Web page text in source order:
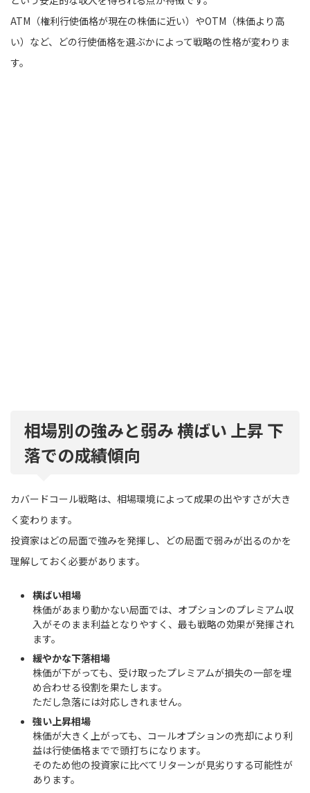
ATM（権利行使価格が現在の株価に近い）やOTM（株価より高
い）など、どの行使価格を選ぶかによって戦略の性格が変わりま
す。
相場別の強みと弱み 横ばい 上昇 下
落での成績傾向
カバードコール戦略は、相場環境によって成果の出やすさが大き
く変わります。
投資家はどの局面で強みを発揮し、どの局面で弱みが出るのかを
理解しておく必要があります。
横ばい相場
株価があまり動かない局面では、オプションのプレミアム収
入がそのまま利益となりやすく、最も戦略の効果が発揮され
ます。
緩やかな下落相場
株価が下がっても、受け取ったプレミアムが損失の一部を埋
め合わせる役割を果たします。
ただし急落には対応しきれません。
強い上昇相場
株価が大きく上がっても、コールオプションの売却により利
益は行使価格までで頭打ちになります。
そのため他の投資家に比べてリターンが見劣りする可能性が
あります。